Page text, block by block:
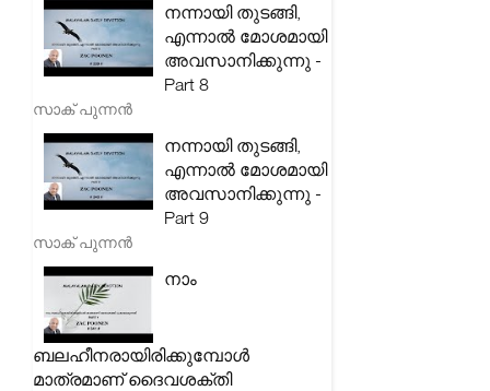
നന്നായി തുടങ്ങി,
എന്നാൽ മോശമായി
അവസാനിക്കുന്നു -
Part 8
സാക് പുന്നൻ
നന്നായി തുടങ്ങി,
എന്നാൽ മോശമായി
അവസാനിക്കുന്നു -
Part 9
സാക് പുന്നൻ
നാം
ബലഹീനരായിരിക്കുമ്പോൾ
മാത്രമാണ് ദൈവശക്തി